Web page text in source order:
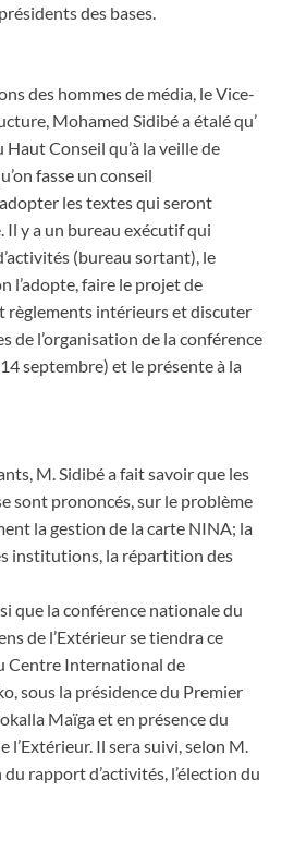
des bases.
des hommes de média, le Vice-
Mohamed Sidibé a étalé qu’
Conseil qu’à la veille de
fasse un conseil
les textes qui seront
Il y a un bureau exécutif qui
(bureau sortant), le
l’adopte, faire le projet de
règlements intérieurs et discuter
de l’organisation de la conférence
septembre) et le présente à la
M. Sidibé a fait savoir que les
sont prononcés, sur le problème
la gestion de la carte NINA; la
institutions, la répartition des
que la conférence nationale du
de l’Extérieur se tiendra ce
Centre International de
sous la présidence du Premier
Maïga et en présence du
l’Extérieur. Il sera suivi, selon M.
rapport d’activités, l’élection du